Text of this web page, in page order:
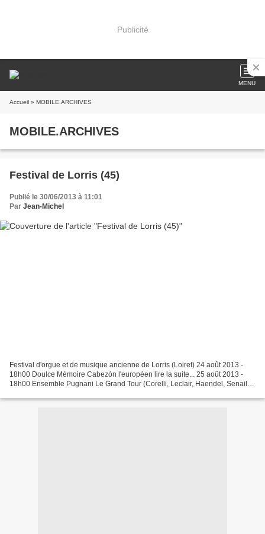
Publicité
MENU
Accueil » MOBILE.ARCHIVES
MOBILE.ARCHIVES
Festival de Lorris (45)
Publié le 30/06/2013 à 11:01
Par Jean-Michel
Festival d'orgue et de musique ancienne de Lorris (Loiret) 24 août 2013 -
18h00 Doulce Mémoire Cabezón l'européen lire la suite... 25 août 2013 -
18h00 Ensemble Pugnani Le Grand Tour (Corelli, Leclair, Haendel, Senaillé,